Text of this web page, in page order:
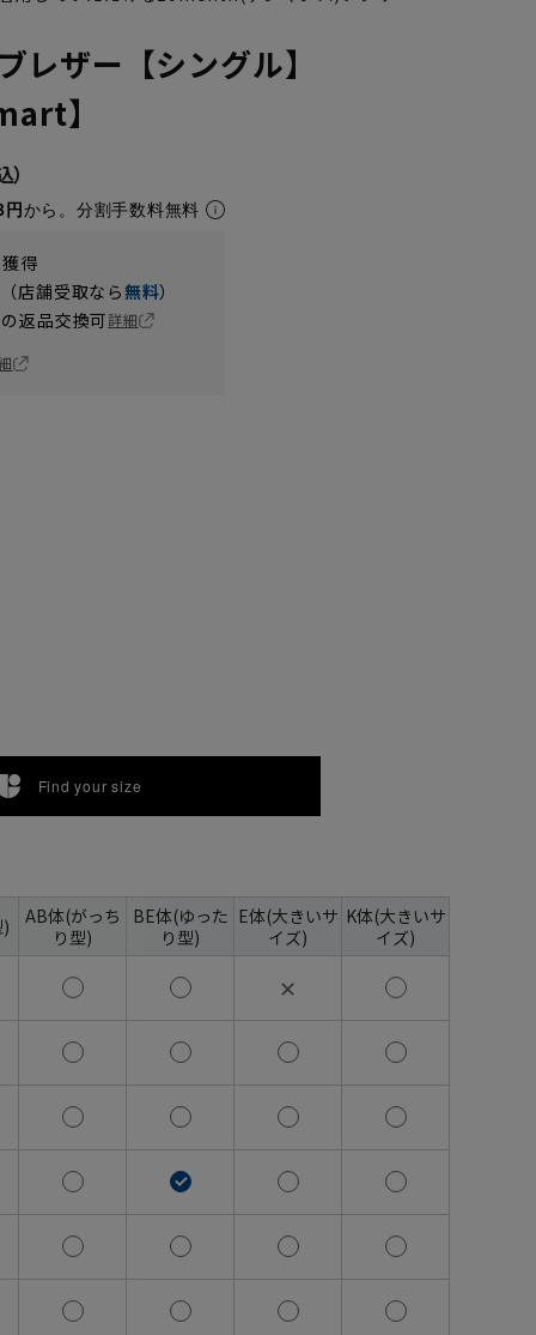
レザー【シングル】
】
円から。分割手数料無料
得
店舗受取なら無料）
返品交換可詳細
Find your size
AB体(がっち
り型)
BE体(ゆった
り型)
E体(大きいサ
イズ)
K体(大きいサ
イズ)
✕